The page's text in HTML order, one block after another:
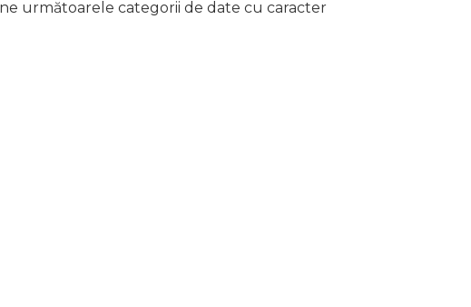
următoarele categorii de date cu caracter